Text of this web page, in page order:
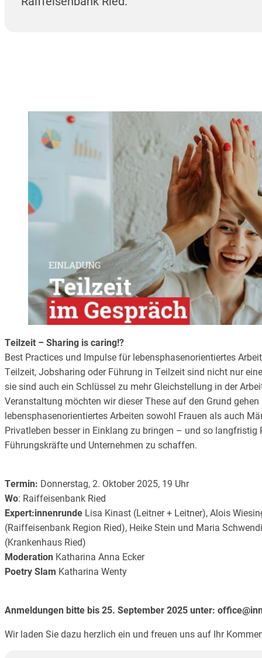
Teilzeit – Sharing is caring!?
Best Practices und Impulse für lebensphasenorientiertes
Teilzeit, Jobsharing oder Führung in Teilzeit sind nicht nur
sie sind auch ein Schlüssel zu mehr Gleichstellung in der
Veranstaltung möchten wir dieser These auf den Grund
lebensphasenorientiertes Arbeiten sowohl Frauen als auch
Privatleben besser in Einklang zu bringen – und so langfristig
Führungskräfte und Unternehmen zu schaffen.
Termin: Donnerstag, 2. Oktober 2025, 19 Uhr
Wo: Raiffeisenbank Ried
Expert:innenrunde Lisa Kinast (Leitner + Leitner), Alois
(Raiffeisenbank Region Ried), Heike Stein und Maria
(Krankenhaus Ried)
Moderation Katharina Anna Ecker
Poetry Slam Katharina Wenty
Anmeldungen bitte bis 25. September 2025 unter:
Wir laden Sie dazu herzlich ein und freuen uns auf Ihr